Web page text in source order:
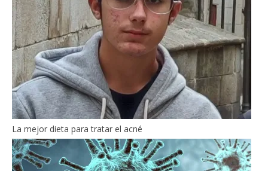
La mejor dieta para tratar el acné